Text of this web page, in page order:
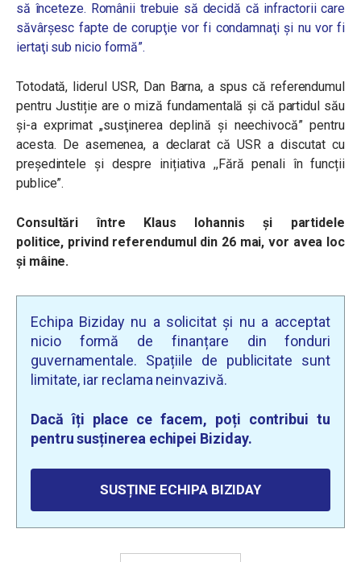
să înceteze. Românii trebuie să decidă că infractorii care
săvârşesc fapte de corupţie vor fi condamnaţi şi nu vor fi
iertaţi sub nicio formă”.
Totodată, liderul USR, Dan Barna, a spus că referendumul
pentru Justiție are o miză fundamentală și că partidul său
și-a exprimat„susţinerea deplină şi neechivocă” pentru
acesta. De asemenea, a declarat că USR a discutat cu
președintele și despre inițiativa ,,Fără penali în funcții
publice”.
Consultări între Klaus Iohannis și partidele
politice, privind referendumul din 26 mai, vor avea loc
și mâine.
Echipa Biziday nu a solicitat și nu a acceptat
nicio formă de finanțare din fonduri
guvernamentale. Spațiile de publicitate sunt
limitate, iar reclama neinvazivă.
Dacă îți place ce facem, poți contribui tu
pentru susținerea echipei Biziday.
SUSȚINE ECHIPA BIZIDAY